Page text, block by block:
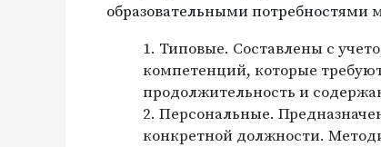
образовательными потребностями
Типовые. Составлены с
компетенций, которые
продолжительность и
Персональные.
конкретной должности.